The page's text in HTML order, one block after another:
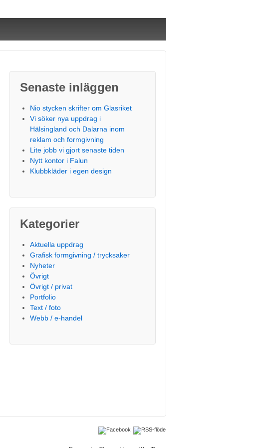
Senaste inläggen
Nio stycken skrifter om Glasriket
Vi söker nya uppdrag i
Hälsingland och Dalarna inom
reklam och formgivning
Lite jobb vi gjort senaste tiden
Nytt kontor i Falun
Klubbkläder i egen design
Kategorier
Aktuella uppdrag
Grafisk formgivning / trycksaker
Nyheter
Övrigt
Övrigt / privat
Portfolio
Text / foto
Webb / e-handel